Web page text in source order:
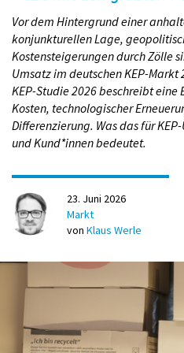
persönlich übergeben worden.
Geburtstagsgeschenke sind
%) hat in den vergangenen fünf
Deutlich über die Hälfte der
man gerade Menschen, die
ein Paket zeigen kann, dass
allem in Niedersachsen (67 %)
diese Annahme vertreten, in
bedeutet Pakete verschicken,
Auffassung vertreten vor allem
der Rest der Republik.
Jährige (71 %) glauben
nicht treffen können, etwas
Ohne Gefühle wird
oder geöffnet
Vor dem Hintergrund einer
konjunkturellen Lage,
Kostensteigerungen durch Zölle
Umsatz im deutschen KEP-
KEP-Studie 2026 beschreibt
Kosten, technologischer
Differenzierung. Was das für
und Kund*innen bedeutet.
23. Juni 2026
Markt
von Klaus Werle